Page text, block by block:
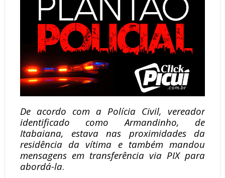
De acordo com a Polícia Civil, vereador
identificado como Armandinho, de
Itabaiana, estava nas proximidades da
residência da vítima e também mandou
mensagens em transferência via PIX para
abordá-la.